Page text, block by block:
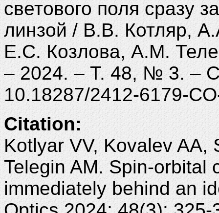
светового поля сразу
линзой / В.В. Котляр,
Е.С. Козлова, А.М.
– 2024. – Т. 48, № 3. –
10.18287/2412-6179-
Citation:
Kotlyar VV, Kovalev AA,
Telegin AM. Spin-orbital
immediately behind an